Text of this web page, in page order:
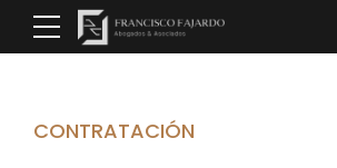
CONTRATACIÓN